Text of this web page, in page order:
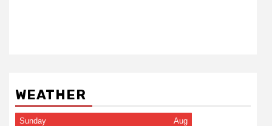
WEATHER
Sunday Aug